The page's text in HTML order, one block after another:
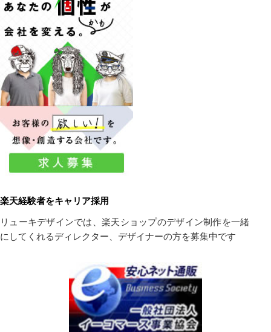
楽天経験者をキャリア採用
リューキデザインでは、楽天ショップのデザイン制作を一緒
にしてくれるディレクター、デザイナーの方を募集中です